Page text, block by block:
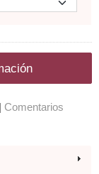
| Comentarios